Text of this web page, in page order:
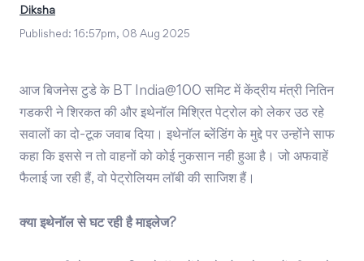
Diksha
Published: 16:57pm, 08 Aug 2025
आज बिजनेस टुडे के BT India@100 समिट में केंद्रीय मंत्री नितिन
गडकरी ने शिरकत की और इथेनॉल मिश्रित पेट्रोल को लेकर उठ रहे
सवालों का दो-टूक जवाब दिया। इथेनॉल ब्लेंडिंग के मुद्दे पर उन्होंने साफ
कहा कि इससे न तो वाहनों को कोई नुकसान नही हुआ है। जो अफवाहें
फैलाई जा रही हैं, वो पेट्रोलियम लॉबी की साजिश हैं।
क्या इथेनॉल से घट रही है माइलेज?